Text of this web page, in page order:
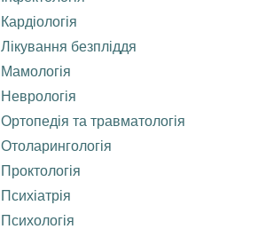
Кардіологія
Лікування безпліддя
Мамологія
Неврологія
Ортопедія та травматологія
Отоларингологія
Проктологія
Психіатрія
Психологія